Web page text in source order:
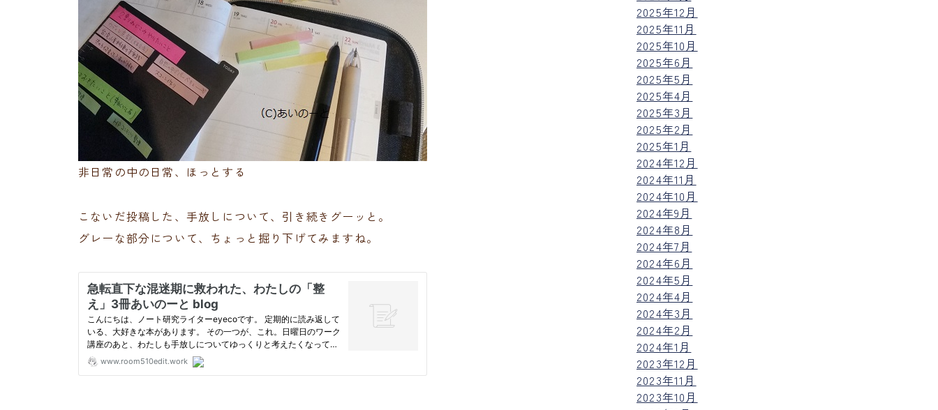
非日常の中の日常、ほっとする
こないだ投稿した、手放しについて、引き続きグーッと。
グレーな部分について、ちょっと掘り下げてみますね。
2025年12月
2025年11月
2025年10月
2025年6月
2025年5月
2025年4月
2025年3月
2025年2月
2025年1月
2024年12月
2024年11月
2024年10月
2024年9月
2024年8月
2024年7月
2024年6月
2024年5月
2024年4月
2024年3月
2024年2月
2024年1月
2023年12月
2023年11月
2023年10月